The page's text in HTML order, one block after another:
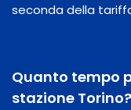
seconda della
Quanto tempo
stazione Torino?